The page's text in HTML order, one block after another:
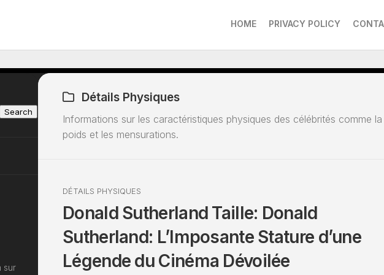
HOME PRIVACY POLICY
Détails Physiques
Informations sur les caractéristiques physiques des célébrités comme la
poids et les mensurations.
DÉTAILS PHYSIQUES
Donald Sutherland Taille: Donald
Sutherland: L’Imposante Stature d’une
Légende du Cinéma Dévoilée
Search
sur